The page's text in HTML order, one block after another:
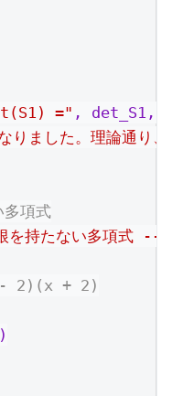
=" , det_S1,
ました。理論通り、
項式
持たない多項式 ---
2)(x + 2)
)